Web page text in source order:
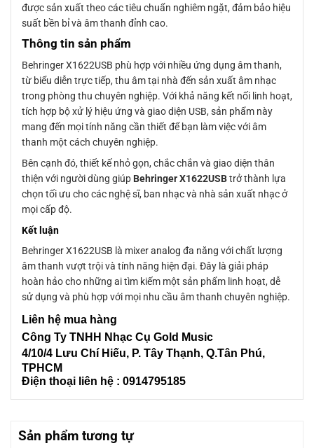
được sản xuất theo các tiêu chuẩn nghiêm ngặt, đảm bảo hiệu
suất bền bỉ và âm thanh đỉnh cao.
Thông tin sản phẩm
Behringer X1622USB phù hợp với nhiều ứng dụng âm thanh,
từ biểu diễn trực tiếp, thu âm tại nhà đến sản xuất âm nhạc
trong phòng thu chuyên nghiệp. Với khả năng kết nối linh hoạt,
tích hợp bộ xử lý hiệu ứng và giao diện USB, sản phẩm này
mang đến mọi tính năng cần thiết để bạn làm việc với âm
thanh một cách chuyên nghiệp.
Bên cạnh đó, thiết kế nhỏ gọn, chắc chắn và giao diện thân
thiện với người dùng giúp Behringer X1622USBtrở thành lựa
chọn tối ưu cho các nghệ sĩ, ban nhạc và nhà sản xuất nhạc ở
mọi cấp độ.
Kết luận
Behringer X1622USB là mixer analog đa năng với chất lượng
âm thanh vượt trội và tính năng hiện đại. Đây là giải pháp
hoàn hảo cho những ai tìm kiếm một sản phẩm linh hoạt, dễ
sử dụng và phù hợp với mọi nhu cầu âm thanh chuyên nghiệp.
Liên hệ mua hàng
Công Ty TNHH Nhạc Cụ Gold Music
4/10/4 Lưu Chí Hiếu, P. Tây Thạnh, Q.Tân Phú,
TPHCM
Điện thoại liên hệ : 0914795185
Sản phẩm tương tự